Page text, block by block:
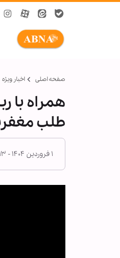
صفحه اصلی اخبار ویژه
طلب
۱ فروردین ۱۴۰۴ - ۲۲:۱۳